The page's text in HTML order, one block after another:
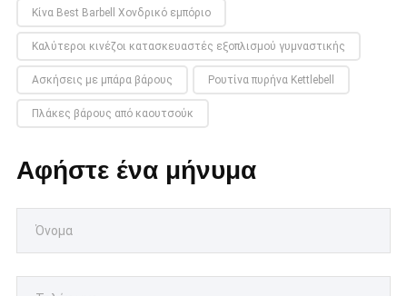
Κίνα Best Barbell Χονδρικό εμπόριο
Καλύτεροι κινέζοι κατασκευαστές εξοπλισμού γυμναστικής
Ασκήσεις με μπάρα βάρους Ρουτίνα πυρήνα Kettlebell
Πλάκες βάρους από καουτσούκ
Αφήστε ένα μήνυμα